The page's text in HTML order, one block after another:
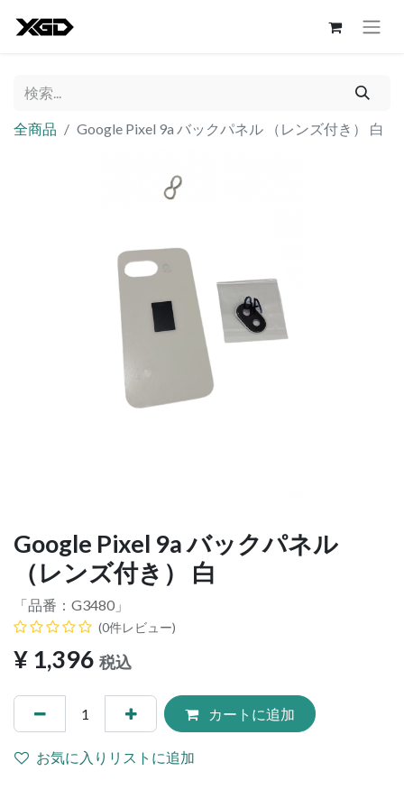
全商品 Google Pixel 9a バックパネル （レンズ付き） 白
Google Pixel 9a バックパネル
（レンズ付き） 白
「品番： G3480 」
(0件レビュー)
¥ 1,396 税込
カートに追加
お気に入りリストに追加